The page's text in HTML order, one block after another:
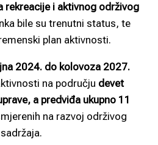
rekreacije i aktivnog održivog
bile su trenutni status, te
plan aktivnosti.
2024. do kolovoza 2027.
na području devet
a predviđa ukupno 11
na razvoj održivog